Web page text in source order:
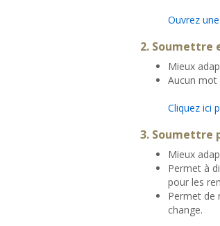
Ouvrez
2. Soumettre
Mieux
Aucun mot
Cliquez ici
3. Soumettre
Mieux
Permet à
pour les
Permet de
change.